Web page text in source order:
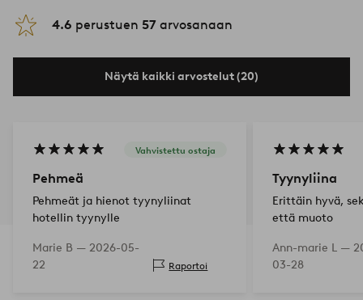
4.6 perustuen 57 arvosanaan
Näytä kaikki arvostelut (20)
Vahvistettu ostaja
Pehmeä
Pehmeät ja hienot tyynyliinat
hotellin tyynylle
Marie B — 2026-05-
22
Raportoi
Tyynyliina
Erittäin hyvä,
että muoto
Ann-marie L —
03-28